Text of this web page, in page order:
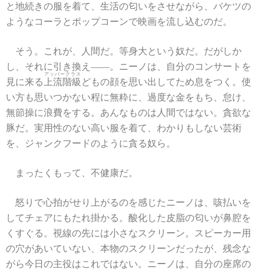
と地続きの服を着て、生活の匂いをさせながら、バケツの
ようなコーラとポップコーンで映画を流し込むのだ。
そう。これが、人間だ。等身大という奴だ。だがしか
し、それに引き換え――。ニーノは、自分のコンサートを
見に来る 上流階級
アッパークラス
どもの顔を思い出してため息をつく。使
い方も思いつかない程に無粋に、過度な金をもち、怠け、
無節操に浪費をする。あんなものは人間ではない。貪欲な
豚だ。実用性のない高い服を着て、わかりもしない芸術
を、ジャンクフードのように貪る奴ら。
まったくもって、不健康だ。
怒りで心拍がせり上がるのを感じたニーノは、咳払いを
してチェアにもたれ掛かる。酸化した皮脂の匂いが鼻腔を
くすぐる。視線の先には小さなスクリーン。スピーカー用
の穴があいていない、本物のスクリーンだったが、残念な
がら今日の主役はこれではない。ニーノは、自分の座席の